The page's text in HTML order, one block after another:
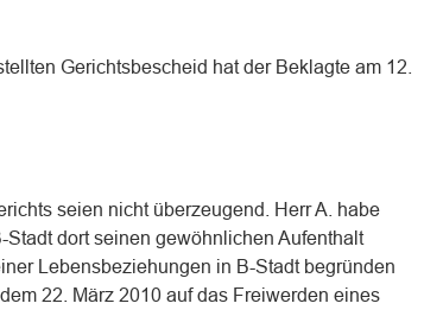
Gerichtsbescheid hat der Beklagte am 12.
seien nicht überzeugend. Herr A. habe
dort seinen gewöhnlichen Aufenthalt
Lebensbeziehungen in B-Stadt begründen
22. März 2010 auf das Freiwerden eines